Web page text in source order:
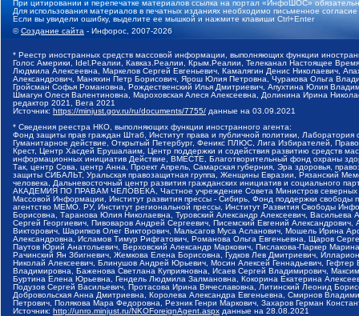
При цитировании и перепечатке материалов ссылка на портал «ИнфоШОС»
Для использования материалов в печатных изданиях необходимо письменное
Если вы увидели ошибку, выделите ее мышкой и нажмите клавиши Ctrl+Enter
©Создание сайта - Инфорос, 2007-2026
* Реестр иностранных средств массовой информации, выполняющих функции
Голос Америки, Idel.Реалии, Кавказ.Реалии, Крым.Реалии, Телеканал Настоящее
Людмила Алексеевна, Маркелов Сергей Евгеньевич, Камалягин Денис Николаевич,
Александрович, Маняхин Петр Борисович, Ярош Юлия Петровна, Чуракова Ольга
Гройсман Софья Романовна, Рождественский Илья Дмитриевич, Апухтина Юлия
Шмагун Олеся Валентиновна, Мароховская Алеся Алексеевна, Долинина Ирина
редактор 2021, Вега 2021
Источник: https://minjust.gov.ru/ru/documents/7755/ данные на 03.09.2021
* Сведения реестра НКО, выполняющих функции иностранного агента:
Фонд защиты прав граждан Штаб, Институт права и публичной политики,
Гуманитарное действие, Открытый Петербург, Феникс ПЛЮС, Лига Избирателей,
Крест, Центр Хасдей Ерушалаим, Центр поддержки и содействия развитию средств
информационных инициатив Действие, ВМЕСТЕ, Благотворительный фонд охраны
Так, центр Сова, центр Анна, Проект Апрель, Самарская губерния, Эра здоровья,
защиты СИБАЛЬТ, Уральская правозащитная группа, Женщины Евразии, Рязанский
человека, Дальневосточный центр развития гражданских инициатив и социального
АКАДЕМИЯ ПО ПРАВАМ ЧЕЛОВЕКА, Частное учреждение Совета Министров северных
Массовой Информации, Институт развития прессы - Сибирь, Фонд поддержки
агентство МЕМО. РУ, Институт региональной прессы, Институт Развития Свободы
Борисовна, Таранова Юлия Николаевна, Туровский Александр Алексеевич,
Сергей Георгиевич, Пивоваров Андрей Сергеевич, Писемский Евгений
Викторович, Шарипков Олег Викторович, Мальсагов Муса Асланович, Мошель Ирина
Александровна, Исламов Тимур Рифгатович, Романова Ольга Евгеньевна, Щаров
Паутов Юрий Анатольевич, Верховский Александр Маркович, Пислакова-Паркер
Рачинский Ян Збигневич, Жемкова Елена Борисовна, Гудков Лев Дмитриевич,
Николай Алексеевич, Блинушов Андрей Юрьевич, Мосин Алексей Геннадьевич,
Владимировна, Баженова Светлана Куприяновна, Исаев Сергей Владимирович,
Буртина Елена Юрьевна, Гендель Людмила Залмановна, Кокорина Екатерина
Подузов Сергей Васильевич, Протасова Ирина Вячеславовна, Литинский Леонид
Добровольская Анна Дмитриевна, Королева Александра Евгеньевна, Смирнов
Петрович, Полякова Мара Федоровна, Резник Генри Маркович, Захаров Герман
Источник: http://unro.minjust.ru/NKOForeignAgent.aspx данные на 28.08.2021